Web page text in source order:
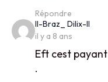
Répondre
II-Braz_ Dilix-II
il y a 8 ans
Eft cest payant
.